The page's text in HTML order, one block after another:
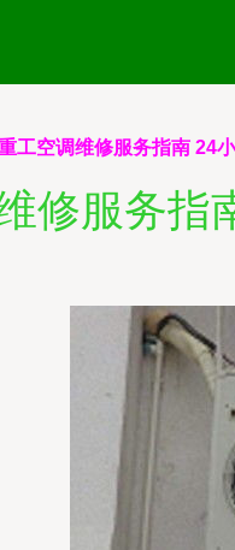
工空调维修服务指南 24
修服务指